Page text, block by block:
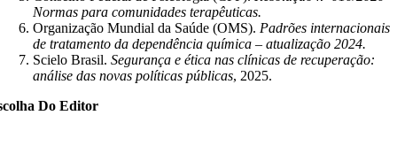
Normas para comunidades terapêuticas.
Organização Mundial da Saúde (OMS). Padrões internacionais
de tratamento da dependência química – atualização 2024.
Scielo Brasil.Segurança e ética nas clínicas de recuperação:
análise das novas políticas públicas, 2025.
Do Editor